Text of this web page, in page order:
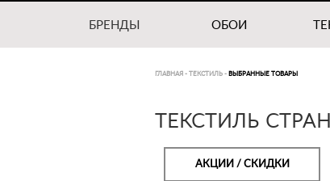
БРЕНДЫ ОБОИ
ГЛАВНАЯ - ТЕКСТИЛЬ - ВЫБРАННЫЕ ТОВАРЫ
ТЕКСТИЛЬ
АКЦИИ / СКИДКИ